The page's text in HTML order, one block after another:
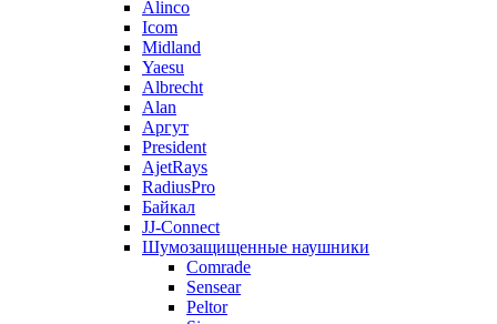
Alinco
Icom
Midland
Yaesu
Albrecht
Alan
Аргут
President
AjetRays
RadiusPro
Байкал
JJ-Connect
Шумозащищенные наушники
Comrade
Sensear
Peltor